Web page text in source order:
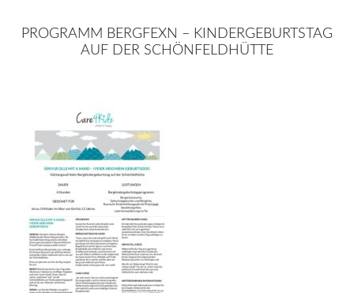
PROGRAMM BERGFEXN – KINDERGEBURTSTAG
AUF DER SCHÖNFELDHÜTTE